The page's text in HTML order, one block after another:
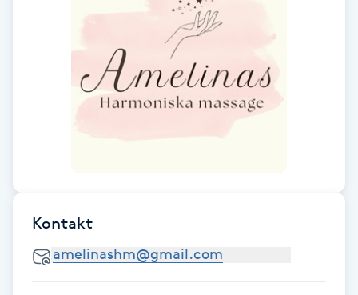
Faceliftmassage
Fettreducering
Fillers
Kontakt